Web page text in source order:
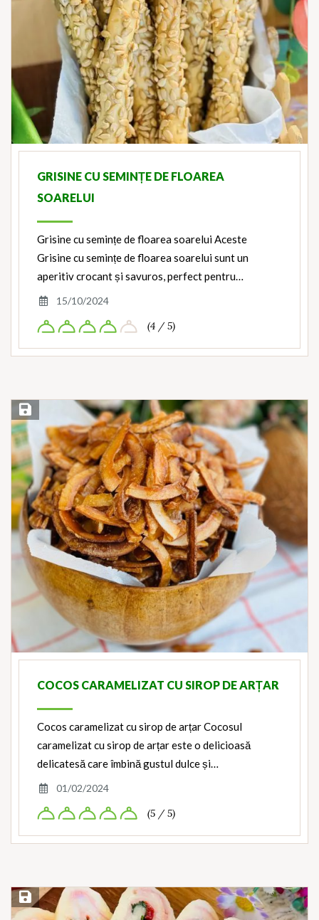
GRISINE CU SEMINȚE DE FLOAREA
SOARELUI
Grisine cu semințe de floarea soarelui Aceste
Grisine cu semințe de floarea soarelui sunt un
aperitiv crocant și savuros, perfect pentru…
15/10/2024
(4 / 5)
Save Recipe
COCOS CARAMELIZAT CU SIROP DE ARȚAR
Cocos caramelizat cu sirop de arțar Cocosul
caramelizat cu sirop de arțar este o delicioasă
delicatesă care îmbină gustul dulce și…
01/02/2024
(5 / 5)
Save Recipe